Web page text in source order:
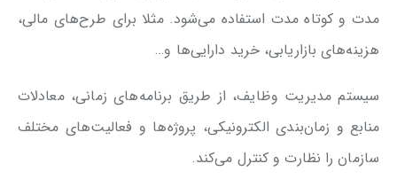
مدت و کوتاه مدت استفاده می‌شود. مثلا برای طرح‌های مالی،
هزینه‌های بازاریابی، خرید دارایی‌ها و…
سیستم مدیریت وظایف، از طریق برنامه‌های زمانی، معادلات
منابع و زمان‌بندی الکترونیکی، پروژه‌ها و فعالیت‌های مختلف
سازمان را نظارت و کنترل می‌کند.